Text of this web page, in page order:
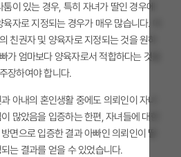
툼이 있는 경우, 특히 자녀가 딸인 경우에
자로 지정되는 경우가 매우 많습니다. 따
친권자 및 양육자로 지정되는 것을 원하
가 엄마보다 양육자로서 적합하다는 것을
장하여야 합니다.
아내의 혼인생활 중에도 의뢰인이 자녀
많았음을 입증하는 한편, 자녀들에 대한
면으로 입증한 결과 아빠인 의뢰인이 딸
는 결과를 얻을 수 있었습니다.